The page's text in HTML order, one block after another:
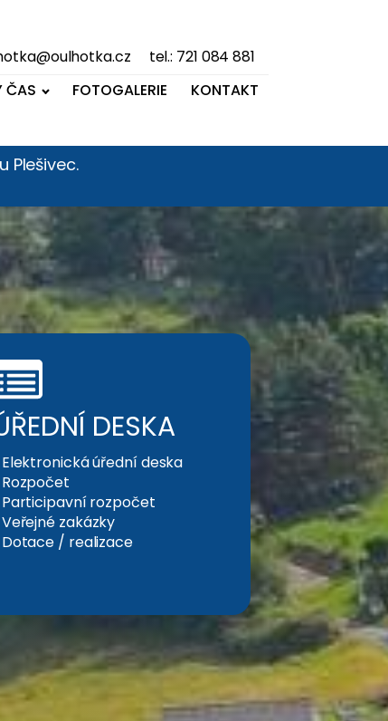
tel.: 721 084 881
ČAS FOTOGALERIE KONTAKT
Plešivec.
DESKA
Elektronická úřední deska
Rozpočet
Participavní rozpočet
Veřejné zakázky
Dotace / realizace